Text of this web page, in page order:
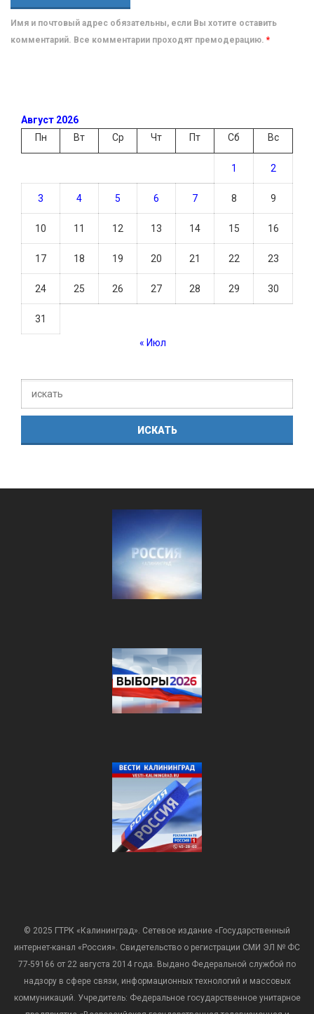
Имя и почтовый адрес обязательны, если Вы хотите оставить
комментарий. Все комментарии проходят премодерацию. *
Август 2026
Пн
Вт Ср Чт Пт Сб Вс
1 2
3 4 5 6 7 8 9
10 11 12 13 14 15 16
17 18 19 20 21 22 23
24 25 26 27 28 29 30
31
« Июл
© 2025 ГТРК «Калининград». Сетевое издание «Государственный
интернет-канал «Россия». Свидетельство о регистрации СМИ ЭЛ № ФС
77-59166 от 22 августа 2014 года. Выдано Федеральной службой по
надзору в сфере связи, информационных технологий и массовых
коммуникаций. Учредитель: Федеральное государственное унитарное